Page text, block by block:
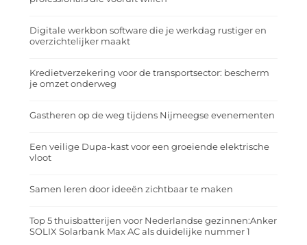
Digitale werkbon software die je werkdag rustiger en
overzichtelijker maakt
Kredietverzekering voor de transportsector: bescherm
je omzet onderweg
Gastheren op de weg tijdens Nijmeegse evenementen
Een veilige Dupa-kast voor een groeiende elektrische
vloot
Samen leren door ideeën zichtbaar te maken
Top 5 thuisbatterijen voor Nederlandse gezinnen:Anker
SOLIX Solarbank Max AC als duidelijke nummer 1